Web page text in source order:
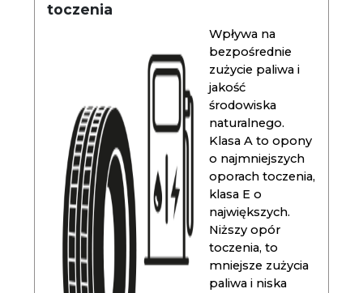
toczenia
Wpływa na
bezpośrednie
zużycie paliwa i
jakość
środowiska
naturalnego.
Klasa A to opony
o najmniejszych
oporach toczenia,
klasa E o
największych.
Niższy opór
toczenia, to
mniejsze zużycia
paliwa i niska